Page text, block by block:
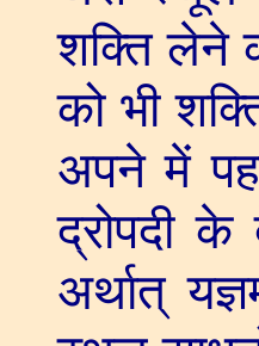
शक्ति लेने
को भी
अपने में
द्रोपदी
अर्थात्